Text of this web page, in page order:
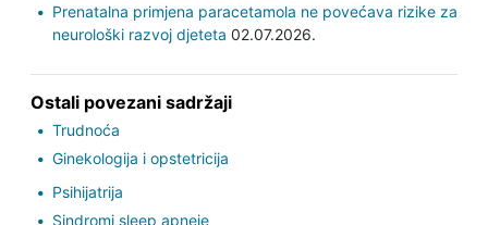
Prenatalna primjena paracetamola ne povećava rizike za
neurološki razvoj djeteta 02.07.2026.
Ostali povezani sadržaji
Trudnoća
Ginekologija i opstetricija
Psihijatrija
Sindromi sleep apneje